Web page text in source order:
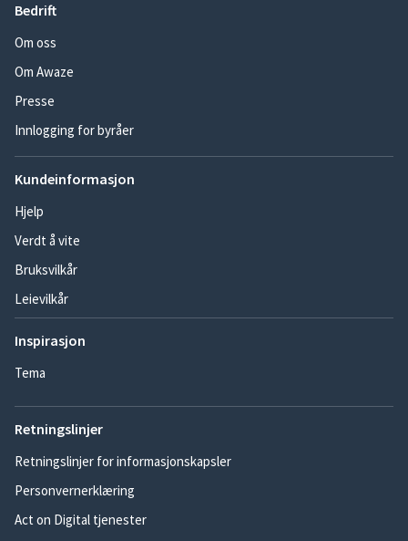
Bedrift
Om oss
Om Awaze
Presse
Innlogging for byråer
Kundeinformasjon
Hjelp
Verdt å vite
Bruksvilkår
Leievilkår
Inspirasjon
Tema
Retningslinjer
Retningslinjer for informasjonskapsler
Personvernerklæring
Act on Digital tjenester